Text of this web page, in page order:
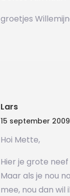
groetjes
Lars
15 september
Hoi Mette,
Hier je grote
Maar als je nou
mee, nou dan